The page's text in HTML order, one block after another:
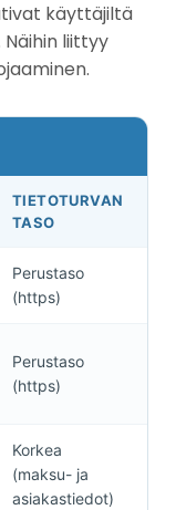
käyttäjiltä
liittyy
TIETOTURVAN
TASO
Perustaso
(https)
Perustaso
(https)
Korkea
(maksu- ja
asiakastiedot)